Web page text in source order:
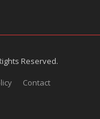
Reserved.
Contact